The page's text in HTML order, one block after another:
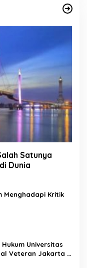
Satunya
Dunia
Menghadapi Kritik
Universitas
Veteran Jakarta
dan